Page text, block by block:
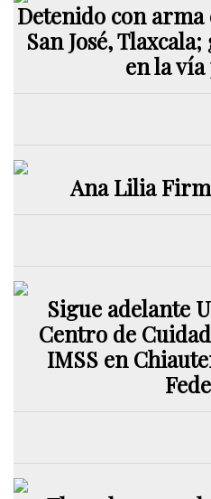
Detenido con
San José,
en la
Ana Lilia
Sigue adelante
Centro de
IMSS en